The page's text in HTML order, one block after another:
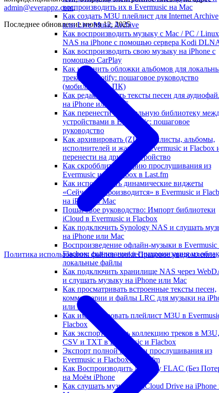
воспроизводить их в Evermusic на Mac
Как создать M3U плейлист для Internet Archive
или Live Music Archive
Как воспроизводить музыку с Mac / PC /
NAS на iPhone с помощью сервера Kodi
Как воспроизводить свою музыку на iPhone с
помощью CarPlay
Как изменить обложки альбомов для
треков в Spotify: пошаговое руководство
(мобильный и ПК)
Как редактировать тексты песен для
на iPhone или MAC
Как перенести музыкальную библиотеку
устройствами в Evermusic: пошаговое
руководство
Как архивировать (ZIP) плейлисты, альбомы,
исполнителей и жанры в Evermusic и Flacbox
перенести на другое устройство
Как скробблить историю прослушивания из
Evermusic или Flacbox в Last.fm
Как использовать динамические виджеты
«Сейчас воспроизводится» в Evermusic и
на iPhone и Mac
Пошаговое руководство: Импорт библиотеки
iCloud в Evermusic и Flacbox
Как подключить Synology NAS и слушать
на iPhone или Mac
Воспроизведение офлайн-музыки в Evermusic
Flacbox: скачивание и синхронизация из
локальные файлы
Как подключить хранилище NAS через
и слушать музыку на iPhone или Mac
Как просматривать встроенные тексты песен,
комментарии и файлы LRC для музыки на
или Mac
Как импортировать плейлист M3U в
Flacbox
Как экспортировать коллекцию треков в M3U,
CSV и TXT в Evermusic и Flacbox
Экспорт полной истории прослушивания из
Evermusic и Flacbox в Last.fm
Как Воспроизводить Музыку FLAC (Без
на Моём iPhone
Как слушать музыку из iCloud Drive на iPhone
admin@everappz.com.
Последнее обновлениеиюня 12, 2025
Политика использования файлов cookieПравовое уведомление